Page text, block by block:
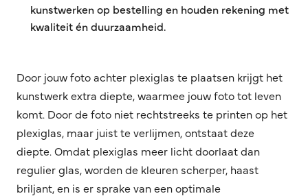
kunstwerken op bestelling en houden rekening met
kwaliteit én duurzaamheid.
Door jouw foto achter plexiglas te plaatsen krijgt het
kunstwerk extra diepte, waarmee jouw foto tot leven
komt. Door de foto niet rechtstreeks te printen op het
plexiglas, maar juist te verlijmen, ontstaat deze
diepte. Omdat plexiglas meer licht doorlaat dan
regulier glas, worden de kleuren scherper, haast
briljant, en is er sprake van een optimale